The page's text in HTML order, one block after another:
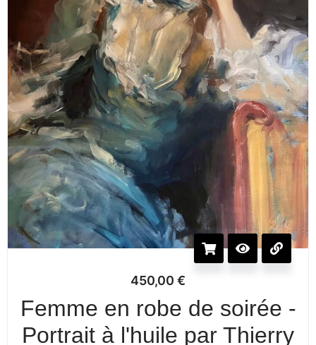
450,00 €
Femme en robe de soirée -
Portrait à l'huile par Thierry